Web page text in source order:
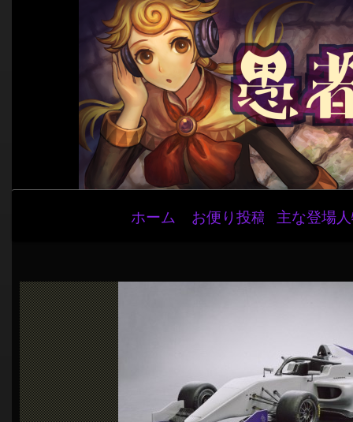
ビ
ゲ
ー
シ
ョ
ン
ホーム お便り投稿 主な登場